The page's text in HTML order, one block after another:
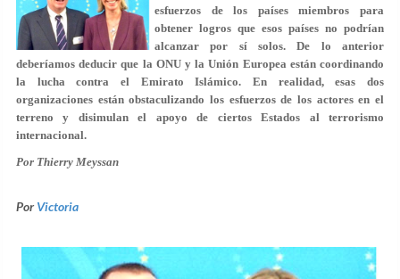
esfuerzos de los países miembros para
obtener logros que esos países no podrían
alcanzar por sí solos. De lo anterior
deberíamos deducir que la ONU y la Unión Europea están coordinando
la lucha contra el Emirato Islámico. En realidad, esas dos
organizaciones están obstaculizando los esfuerzos de los actores en el
terreno y disimulan el apoyo de ciertos Estados al terrorismo
internacional.
Por Thierry Meyssan
PorVictoria